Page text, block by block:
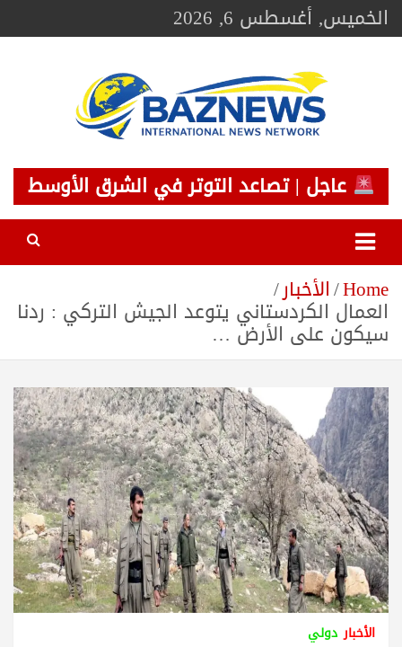
Skip
toالخميس, أغسطس 6, 2026
BAZNEWS
شبكة باز الإخبارية
عاجل | تصاعد التوتر في الشرق الأوسط
Home الأخبار
العمال الكردستاني يتوعد الجيش التركي : ردنا
سيكون على الأرض …
الأخبار دولي